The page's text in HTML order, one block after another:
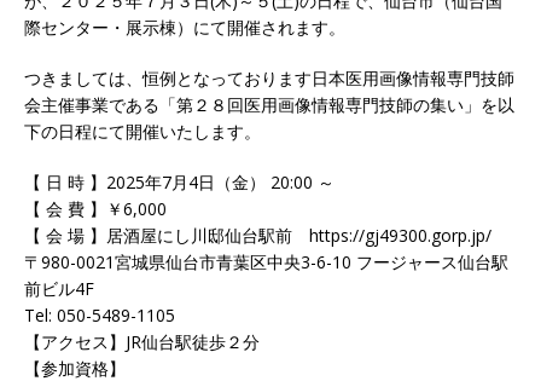
際センター・展示棟）にて開催されます。
つきましては、恒例となっております日本医用画像情報専門技師
会主催事業である「第２８回医用画像情報専門技師の集い」を以
下の日程にて開催いたします。
【 日 時 】2025年7月4日（金） 20:00 ～
【 会 費 】￥6,000
【 会 場 】居酒屋にし川邸仙台駅前 https://gj49300.gorp.jp/
〒980-0021宮城県仙台市青葉区中央3-6-10 フージャース仙台駅
前ビル4F
Tel: 050-5489-1105
【アクセス】JR仙台駅徒歩２分
【参加資格】